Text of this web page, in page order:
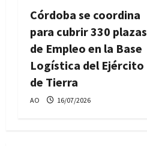
Córdoba se coordina
para cubrir 330 plazas
de Empleo en la Base
Logística del Ejército
de Tierra
AO 16/07/2026